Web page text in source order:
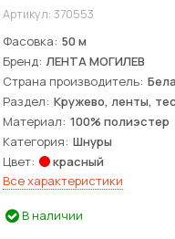
Артикул: 370553
Фасовка 50 м
Бренд ЛЕНТА МОГИЛЕВ
Страна производитель
Раздел Кружево, ленты,
Материал 100% полиэстер
Категория Шнуры
Цвет
красный
Все характеристики
В наличии